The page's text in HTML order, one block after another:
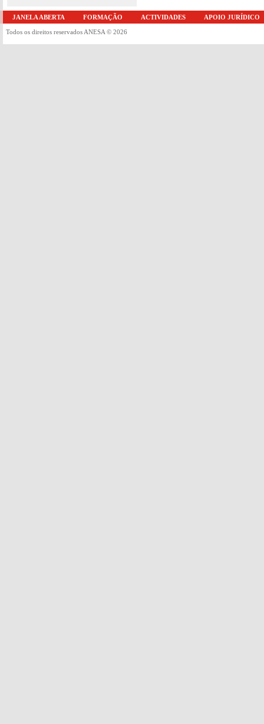
JANELA ABERTA FORMAÇÃO ACTIVIDADES APOIO JURÍDICO
Todos os direitos reservados ANESA © 2026